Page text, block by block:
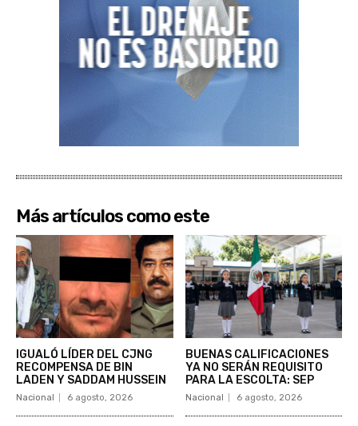
Más artículos como este
IGUALÓ LÍDER DEL CJNG
RECOMPENSA DE BIN
LADEN Y SADDAM HUSSEIN
Nacional 6 agosto, 2026
BUENAS CALIFICACIONES
YA NO SERÁN REQUISITO
PARA LA ESCOLTA: SEP
Nacional 6 agosto, 2026